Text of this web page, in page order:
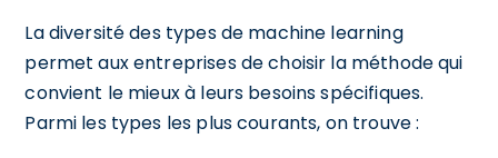
La diversité des types de machine learning
permet aux entreprises de choisir la méthode qui
convient le mieux à leurs besoins spécifiques.
Parmi les types les plus courants, on trouve :